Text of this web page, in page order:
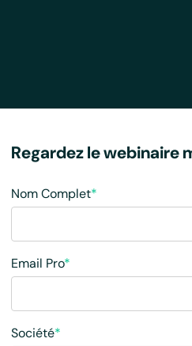
Regardez le webinaire
Nom Complet*
Email Pro*
Société*